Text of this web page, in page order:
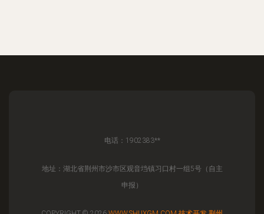
电话：1902383**
地址：湖北省荆州市沙市区观音垱镇习口村一组5号（自主
申报）